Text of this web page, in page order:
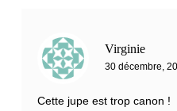
Virginie
30 décembre,
Cette jupe est trop canon !